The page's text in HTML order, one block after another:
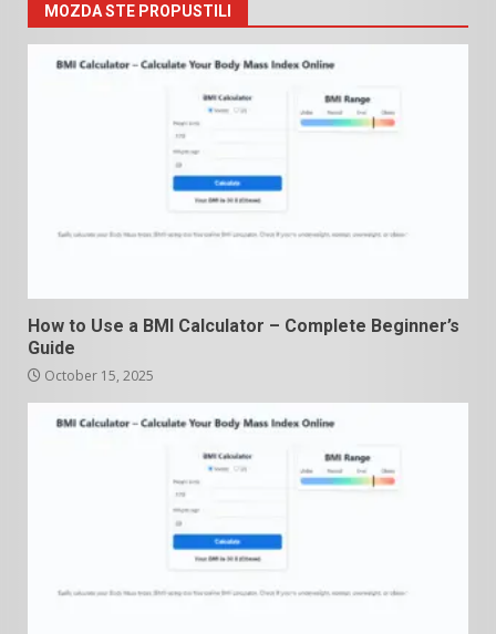
MOZDA STE PROPUSTILI
How to Use a BMI Calculator – Complete Beginner’s
Guide
October 15, 2025